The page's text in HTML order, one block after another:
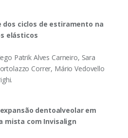
dos ciclos de estiramento na
elásticos
Patrik Alves Carneiro, Sara
Correr, Mário Vedovello
dentoalveolar em
mista com Invisalign